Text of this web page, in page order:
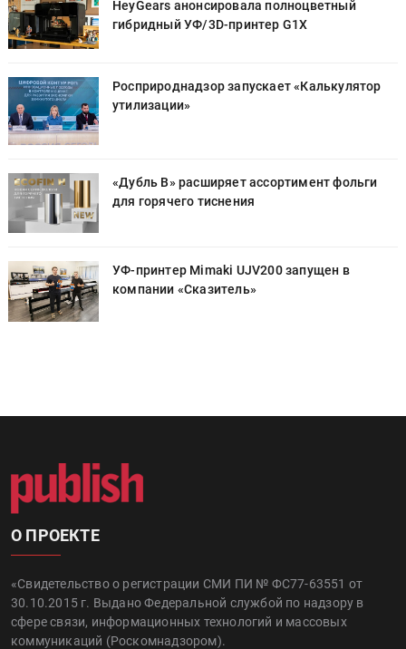
HeyGears анонсировала полноцветный
гибридный УФ/3D-принтер G1X
Росприроднадзор запускает «Калькулятор
утилизации»
«Дубль В» расширяет ассортимент фольги
для горячего тиснения
УФ-принтер Mimaki UJV200 запущен в
компании «Сказитель»
О ПРОЕКТЕ
«Свидетельство о регистрации СМИ ПИ № ФС77-63551 от
30.10.2015 г. Выдано Федеральной службой по надзору в
сфере связи, информационных технологий и массовых
коммуникаций (Роскомнадзором).